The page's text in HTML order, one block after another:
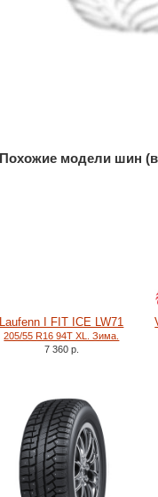
Похожие модели шин
Laufenn I FIT ICE LW71
205/55 R16 94T XL. Зима.
7 360 р.